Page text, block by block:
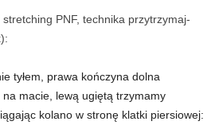
PNF, technika przytrzymaj-
tyłem, prawa kończyna dolna
macie, lewą ugiętą trzymamy
kolano w stronę klatki piersiowej: